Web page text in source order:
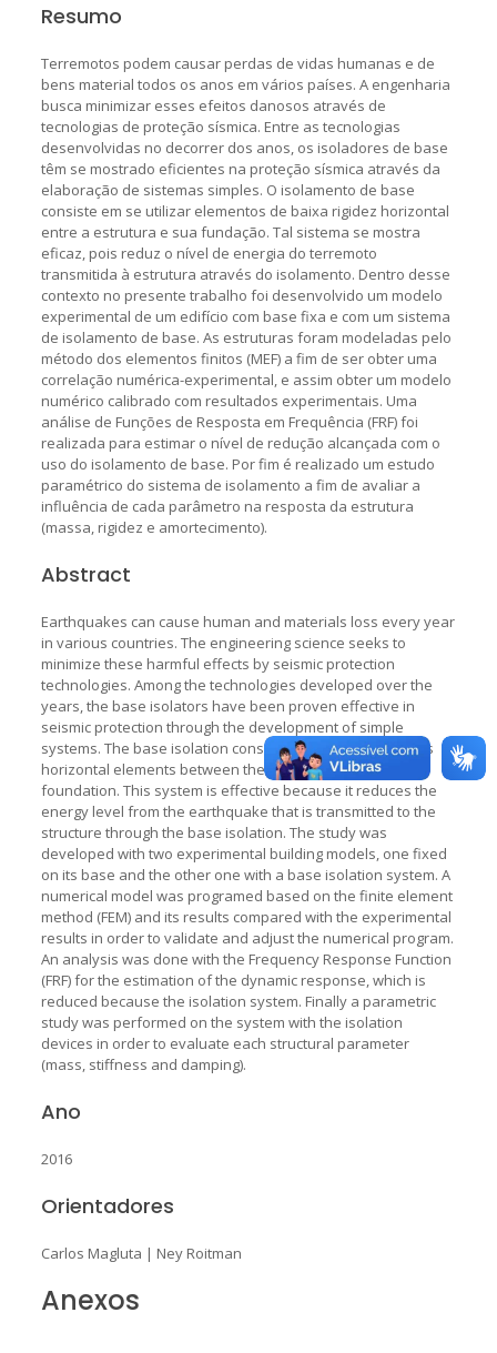
Resumo
Terremotos podem causar perdas de vidas humanas e de
bens material todos os anos em vários países. A engenharia
busca minimizar esses efeitos danosos através de
tecnologias de proteção sísmica. Entre as tecnologias
desenvolvidas no decorrer dos anos, os isoladores de base
têm se mostrado eficientes na proteção sísmica através da
elaboração de sistemas simples. O isolamento de base
consiste em se utilizar elementos de baixa rigidez horizontal
entre a estrutura e sua fundação. Tal sistema se mostra
eficaz, pois reduz o nível de energia do terremoto
transmitida à estrutura através do isolamento. Dentro desse
contexto no presente trabalho foi desenvolvido um modelo
experimental de um edifício com base fixa e com um sistema
de isolamento de base. As estruturas foram modeladas pelo
método dos elementos finitos (MEF) a fim de ser obter uma
correlação numérica-experimental, e assim obter um modelo
numérico calibrado com resultados experimentais. Uma
análise de Funções de Resposta em Frequência (FRF) foi
realizada para estimar o nível de redução alcançada com o
uso do isolamento de base. Por fim é realizado um estudo
paramétrico do sistema de isolamento a fim de avaliar a
influência de cada parâmetro na resposta da estrutura
(massa, rigidez e amortecimento).
Abstract
Earthquakes can cause human and materials loss every year
in various countries. The engineering science seeks to
minimize these harmful effects by seismic protection
technologies. Among the technologies developed over the
years, the base isolators have been proven effective in
seismic protection through the development of simple
systems. The base isolation consists of using low stiffness
horizontal elements between the structure and its
foundation. This system is effective because it reduces the
energy level from the earthquake that is transmitted to the
structure through the base isolation. The study was
developed with two experimental building models, one fixed
on its base and the other one with a base isolation system. A
numerical model was programed based on the finite element
method (FEM) and its results compared with the experimental
results in order to validate and adjust the numerical program.
An analysis was done with the Frequency Response Function
(FRF) for the estimation of the dynamic response, which is
reduced because the isolation system. Finally a parametric
study was performed on the system with the isolation
devices in order to evaluate each structural parameter
(mass, stiffness and damping).
Ano
2016
Orientadores
Carlos Magluta | Ney Roitman
Anexos